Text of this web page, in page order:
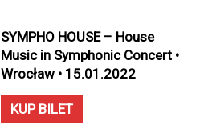
SYMPHO HOUSE – House
Music in Symphonic Concert •
Wrocław • 15.01.2022
KUP BILET